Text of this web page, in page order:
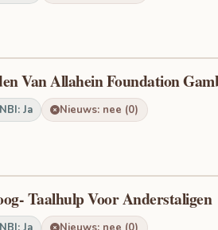
Van Allahein Foundation
Ja Nieuws: nee (0)
Taalhulp Voor Anderstaligen